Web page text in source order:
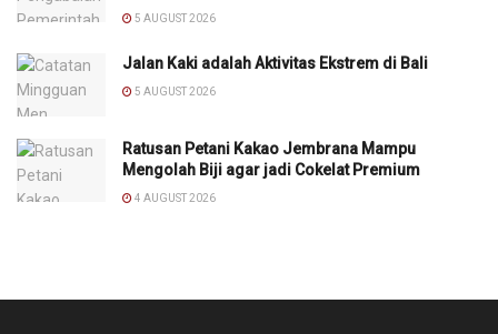
5 AUGUST 2026
Jalan Kaki adalah Aktivitas Ekstrem di Bali
5 AUGUST 2026
Ratusan Petani Kakao Jembrana Mampu
Mengolah Biji agar jadi Cokelat Premium
4 AUGUST 2026